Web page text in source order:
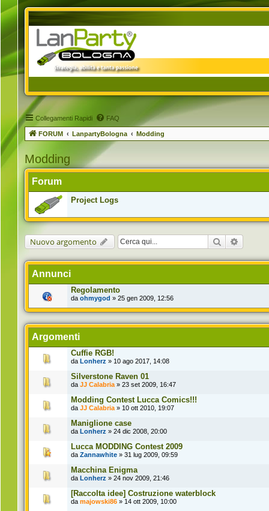
Collegamenti Rapidi FAQ
FORUM LanpartyBologna Modding
Modding
Forum
Project Logs
Nuovo argomento Cerca
Annunci
Regolamento
da ohmygod » 25 gen 2009, 12:56
Argomenti
Cuffie RGB!
da Lonherz » 10 ago 2017, 14:08
Silverstone Raven 01
da JJ Calabria » 23 set 2009, 16:47
Modding Contest Lucca Comics!!!
da JJ Calabria » 10 ott 2010, 19:07
Maniglione case
da Lonherz » 24 dic 2008, 20:00
Lucca MODDING Contest 2009
da Zannawhite » 31 lug 2009, 09:59
Macchina Enigma
da Lonherz » 24 nov 2009, 21:46
[Raccolta idee] Costruzione waterblock
da majowski86 » 14 ott 2009, 10:00